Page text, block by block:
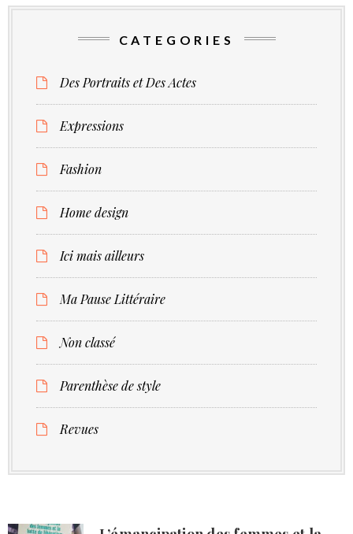
CATEGORIES
Des Portraits et Des Actes
Expressions
Fashion
Home design
Ici mais ailleurs
Ma Pause Littéraire
Non classé
Parenthèse de style
Revues